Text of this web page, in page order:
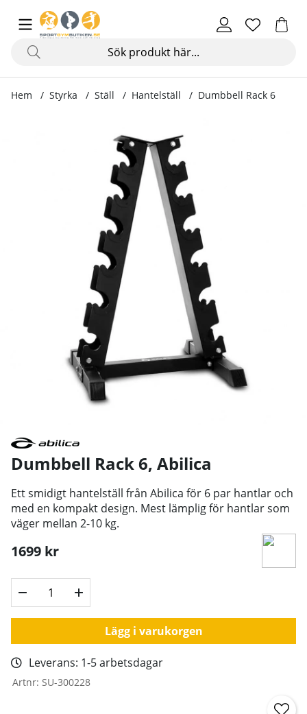
Hem Styrka Ställ Hantelställ Dumbbell Rack 6
Dumbbell Rack 6, Abilica
Ett smidigt hantelställ från Abilica för 6 par hantlar och
med en kompakt design. Mest lämplig för hantlar som
väger mellan 2-10 kg.
1699 kr
Lägg i varukorgen
Leverans: 1-5 arbetsdagar
Artnr: SU-300228